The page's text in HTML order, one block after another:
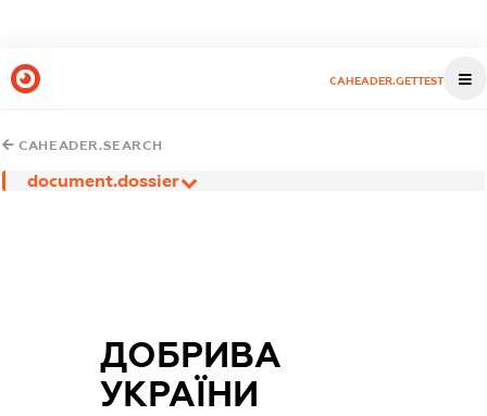
CAHEADER.GETTEST
CAHEADER.SEARCH
document.dossier
ДОБРИВА
УКРАЇНИ